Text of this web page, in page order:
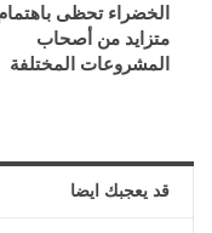
الخضراء تحظى
متزايد من أصحاب
المشروعات المختلفة
قد يعجبك ايضا